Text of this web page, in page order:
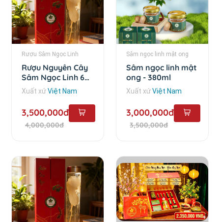
Rượu Sâm Ngọc Linh
Rượu Nguyên Cây
Sâm Ngọc Linh 6
Năm - 1.5 lít
Xuất xứViệt Nam
3,500,000đ
4,000,000đ
Sâm ngọc linh mật ong
Sâm ngọc linh mật
ong - 380ml
Xuất xứViệt Nam
3,000,000đ
3,500,000đ